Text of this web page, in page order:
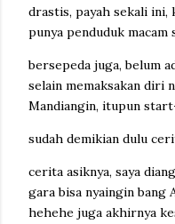
drastis, payah sekali ini,
punya penduduk macam
bersepeda juga, belum
selain memaksakan diri
Mandiangin, itupun
sudah demikian dulu
cerita asiknya, saya
gara bisa nyaingin bang
hehehe juga akhirnya